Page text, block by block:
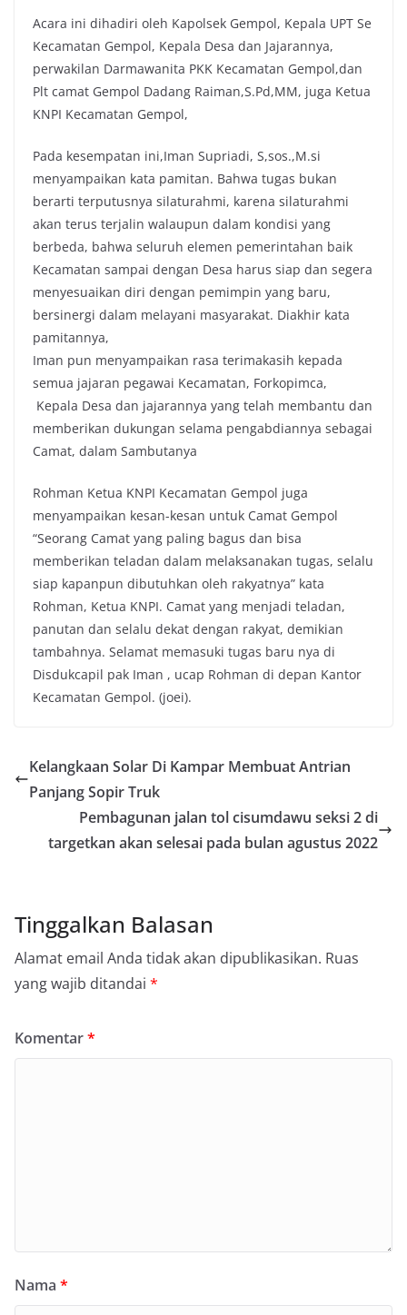
Acara ini dihadiri oleh Kapolsek Gempol, Kepala UPT Se
Kecamatan Gempol, Kepala Desa dan Jajarannya,
perwakilan Darmawanita PKK Kecamatan Gempol,dan
Plt camat Gempol Dadang Raiman,S.Pd,MM, juga Ketua
KNPI Kecamatan Gempol,
Pada kesempatan ini,Iman Supriadi, S,sos.,M.si
menyampaikan kata pamitan. Bahwa tugas bukan
berarti terputusnya silaturahmi, karena silaturahmi
akan terus terjalin walaupun dalam kondisi yang
berbeda, bahwa seluruh elemen pemerintahan baik
Kecamatan sampai dengan Desa harus siap dan segera
menyesuaikan diri dengan pemimpin yang baru,
bersinergi dalam melayani masyarakat. Diakhir kata
pamitannya,
Iman pun menyampaikan rasa terimakasih kepada
semua jajaran pegawai Kecamatan, Forkopimca,
Kepala Desa dan jajarannya yang telah membantu dan
memberikan dukungan selama pengabdiannya sebagai
Camat, dalam Sambutanya
Rohman Ketua KNPI Kecamatan Gempol juga
menyampaikan kesan-kesan untuk Camat Gempol
“Seorang Camat yang paling bagus dan bisa
memberikan teladan dalam melaksanakan tugas, selalu
siap kapanpun dibutuhkan oleh rakyatnya” kata
Rohman, Ketua KNPI. Camat yang menjadi teladan,
panutan dan selalu dekat dengan rakyat, demikian
tambahnya. Selamat memasuki tugas baru nya di
Disdukcapil pak Iman , ucap Rohman di depan Kantor
Kecamatan Gempol. (joei).
Kelangkaan Solar Di Kampar Membuat Antrian
Panjang Sopir Truk
Pembagunan jalan tol cisumdawu seksi 2 di
targetkan akan selesai pada bulan agustus 2022
Tinggalkan Balasan
Alamat email Anda tidak akan dipublikasikan. Ruas
yang wajib ditandai *
Komentar*
Nama *